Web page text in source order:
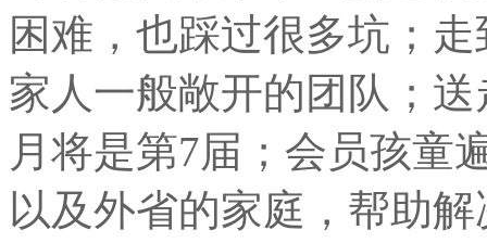
困难，也踩过很多坑；
家人一般敞开的团队；
月将是第7届；会员孩童
以及外省的家庭，帮助